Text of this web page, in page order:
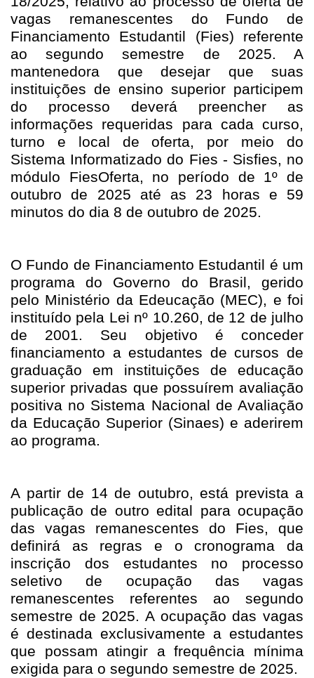
vagas remanescentes do Fundo de
Financiamento Estudantil (Fies) referente
ao segundo semestre de 2025. A
mantenedora que desejar que suas
instituições de ensino superior participem
do processo deverá preencher as
informações requeridas para cada curso,
turno e local de oferta, por meio do
Sistema Informatizado do Fies - Sisfies, no
módulo FiesOferta, no período de 1º de
outubro de 2025 até as 23 horas e 59
minutos do dia 8 de outubro de 2025.
O Fundo de Financiamento Estudantil é um
programa do Governo do Brasil, gerido
pelo Ministério da Edeucação (MEC), e foi
instituído pela Lei nº 10.260, de 12 de julho
de 2001. Seu objetivo é conceder
financiamento a estudantes de cursos de
graduação em instituições de educação
superior privadas que possuírem avaliação
positiva no Sistema Nacional de Avaliação
da Educação Superior (Sinaes) e aderirem
ao programa.
A partir de 14 de outubro, está prevista a
publicação de outro edital para ocupação
das vagas remanescentes do Fies, que
definirá as regras e o cronograma da
inscrição dos estudantes no processo
seletivo de ocupação das vagas
remanescentes referentes ao segundo
semestre de 2025. A ocupação das vagas
é destinada exclusivamente a estudantes
que possam atingir a frequência mínima
exigida para o segundo semestre de 2025.